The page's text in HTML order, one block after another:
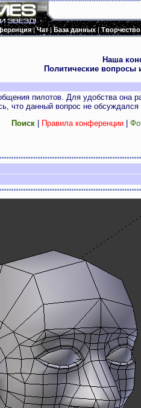
|Чат|База данных|Творчество
Наша
Политические
пилотов. Для удобства она
что данный вопрос не обсуждался
Поиск| Правила конференции|